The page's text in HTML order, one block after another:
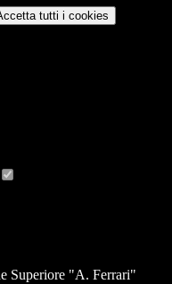
tutti i cookies
Superiore "A. Ferrari"